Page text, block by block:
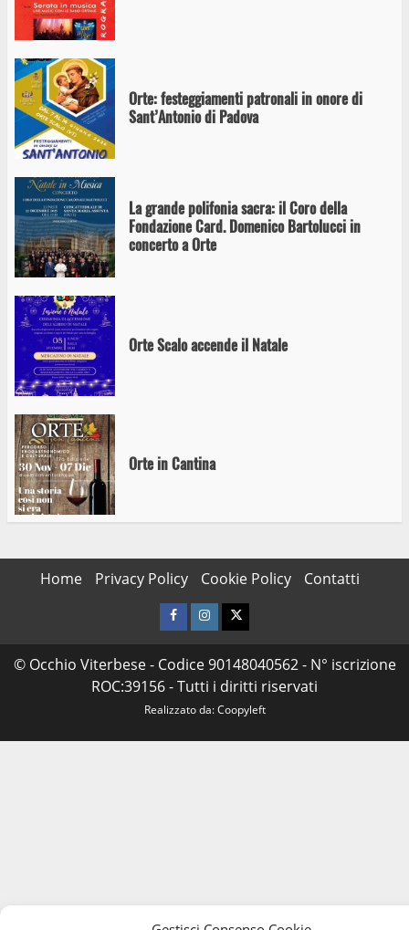
Orte: festeggiamenti patronali in onore di
Sant’Antonio di Padova
La grande polifonia sacra: il Coro della
Fondazione Card. Domenico Bartolucci in
concerto a Orte
Orte Scalo accende il Natale
Orte in Cantina
Messa Solenne nella Concattedrale di Santa
Maria Assunta di Orte
The Grove Festival 2024: dal 17 al 20 luglio a
Orte
Home Privacy Policy Cookie Policy Contatti
Facebook
Instagram
Twitter
© Occhio Viterbese - Codice 90148040562 - N° iscrizione
ROC:39156 - Tutti i diritti riservati
Realizzato da:Coopyleft